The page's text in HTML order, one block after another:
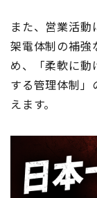
また、営業活動
架電体制の補強
め、「柔軟に動
する管理体制」
えます。